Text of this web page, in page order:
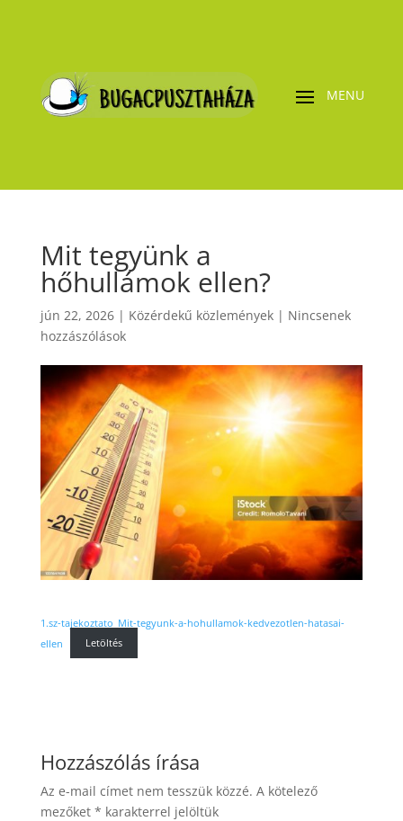
Mit tegyünk a
hőhullámok ellen?
jún 22, 2026| Közérdekű közlemények| Nincsenek
hozzászólások
1.sz-tajekoztato_Mit-tegyunk-a-hohullamok-kedvezotlen-hatasai-
ellen
Letöltés
Hozzászólás írása
Az e-mail címet nem tesszük közzé. A kötelező
mezőket * karakterrel jelöltük